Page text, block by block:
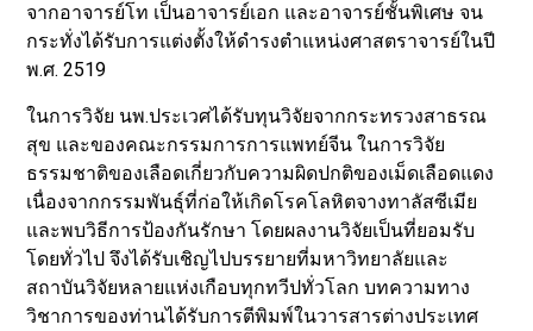
จากอาจารย์โท เป็นอาจารย์เอก และอาจารย์ชั้นพิเศษ จน
กระทั่งได้รับการแต่งตั้งให้ดำรงตำแหน่งศาสตราจารย์ในปี
พ.ศ. 2519
ในการวิจัย นพ.ประเวศได้รับทุนวิจัยจากกระทรวงสาธรณ
สุข และของคณะกรรมการการแพทย์จีน ในการวิจัย
ธรรมชาติของเลือดเกี่ยวกับความผิดปกติของเม็ดเลือดแดง
เนื่องจากกรรมพันธุ์ที่ก่อให้เกิดโรคโลหิตจางทาลัสซีเมีย
และพบวิธีการป้องกันรักษา โดยผลงานวิจัยเป็นที่ยอมรับ
โดยทั่วไป จึงได้รับเชิญไปบรรยายที่มหาวิทยาลัยและ
สถาบันวิจัยหลายแห่งเกือบทุกทวีปทั่วโลก บทความทาง
วิชาการของท่านได้รับการตีพิมพ์ในวารสารต่างประเทศ